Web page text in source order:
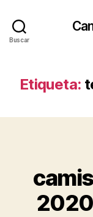
Buscar
Etiqueta: